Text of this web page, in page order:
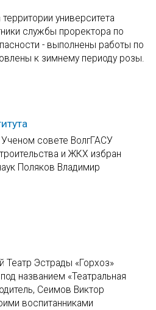
университета
службы проректора по
- выполнены работы по
к зимнему периоду розы.
совете ВолгГАСУ
и ЖКХ избран
Поляков Владимир
Театр Эстрады «Горхоз»
названием «Театральная
Сеимов Виктор
воспитанниками